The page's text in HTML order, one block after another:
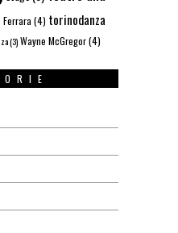
Ferrara (4) torinodanza
(3)Wayne McGregor(4)